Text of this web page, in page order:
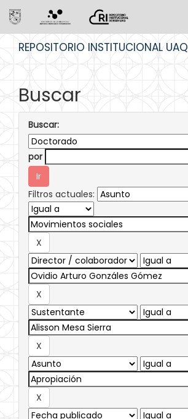
REPOSITORIO INSTITUCIONAL UAQ
Buscar
Buscar:
por
Filtros actuales: